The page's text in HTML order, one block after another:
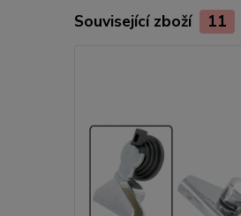
Související zboží 11